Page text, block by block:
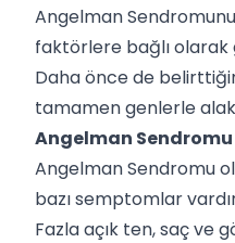
Angelman
faktörlere bağlı olarak
Daha önce de
tamamen genlerle
Angelman
Angelman Sendromu
bazı semptomlar
Fazla açık ten, saç ve